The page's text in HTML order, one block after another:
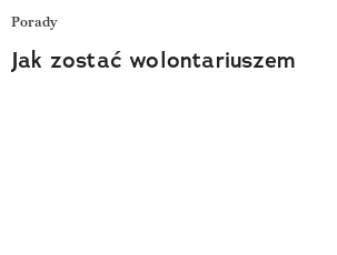
Porady
Jak zostać wolontariuszem